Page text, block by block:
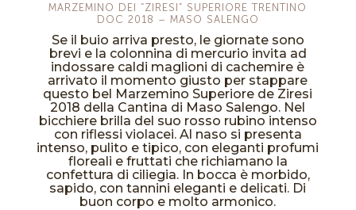
MARZEMINO DEI “ZIRESI” SUPERIORE TRENTINO
DOC 2018 – MASO SALENGO
Se il buio arriva presto, le giornate sono
brevi e la colonnina di mercurio invita ad
indossare caldi maglioni di cachemire è
arrivato il momento giusto per stappare
questo bel Marzemino Superiore de Ziresi
2018 della Cantina di Maso Salengo. Nel
bicchiere brilla del suo rosso rubino intenso
con riflessi violacei. Al naso si presenta
intenso, pulito e tipico, con eleganti profumi
floreali e fruttati che richiamano la
confettura di ciliegia. In bocca è morbido,
sapido, con tannini eleganti e delicati. Di
buon corpo e molto armonico.